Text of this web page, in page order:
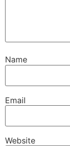
Name
Email
Website